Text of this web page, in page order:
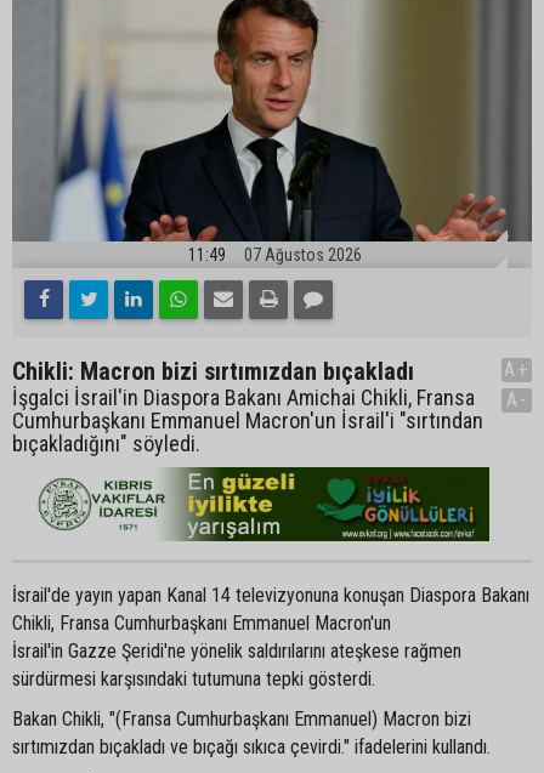
11:49 07 Ağustos 2026
Chikli: Macron bizi sırtımızdan bıçakladı
İşgalci İsrail'in Diaspora Bakanı Amichai Chikli, Fransa
Cumhurbaşkanı Emmanuel Macron'un İsrail'i "sırtından
bıçakladığını" söyledi.
A+
A-
İsrail'de yayın yapan Kanal 14 televizyonuna konuşan Diaspora Bakanı
Chikli, Fransa Cumhurbaşkanı Emmanuel Macron'un
İsrail'in Gazze Şeridi'ne yönelik saldırılarını ateşkese rağmen
sürdürmesi karşısındaki tutumuna tepki gösterdi.
Bakan Chikli, "(Fransa Cumhurbaşkanı Emmanuel) Macron bizi
sırtımızdan bıçakladı ve bıçağı sıkıca çevirdi." ifadelerini kullandı.